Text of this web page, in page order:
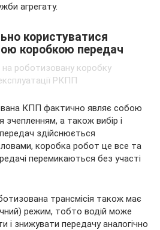
агрегату.
користуватися
коробкою передач
КПП фактично являє собою
зчепленням, а також вибір і
здійснюється
коробка робот це все та
перемикаються без участі
трансмісія також має
режим, тобто водій може
і знижувати передачу аналогічно